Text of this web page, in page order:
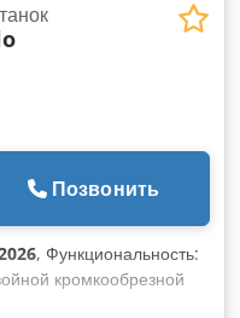
Позвонить
, Функциональность:
кромкообрезной
рабочая ширина: